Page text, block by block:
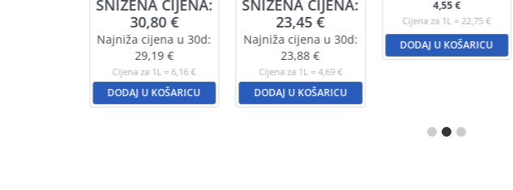
SNIŽENA CIJENA:
30,80€
Najniža cijena u 30d:
29,19€
Cijena za 1L = 6,16 €
DODAJ U KOŠARICU
SNIŽENA CIJENA:
23,45€
Najniža cijena u 30d:
23,88€
Cijena za 1L = 4,69 €
DODAJ U KOŠARICU
4,55€
Cijena za 1L = 22,75 €
DODAJ U KOŠARICU